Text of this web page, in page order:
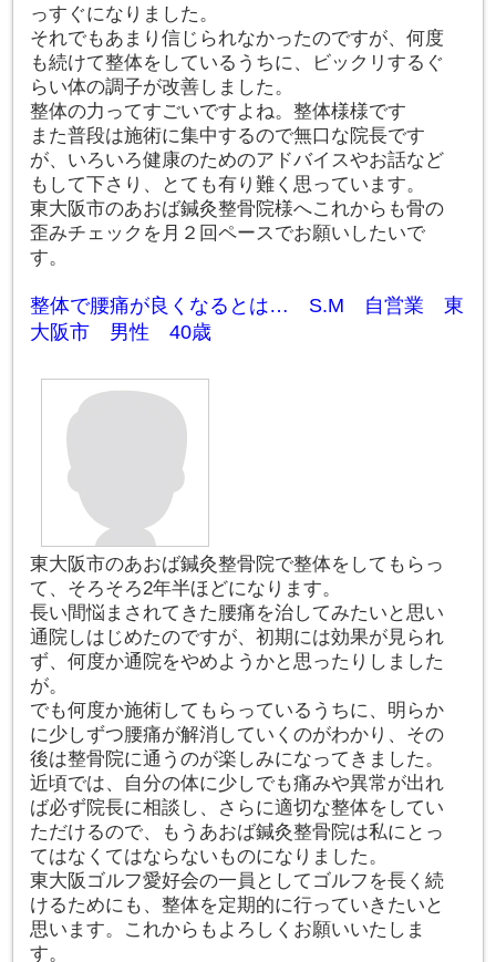
っすぐになりました。
それでもあまり信じられなかったのですが、何度
も続けて整体をしているうちに、ビックリするぐ
らい体の調子が改善しました。
整体の力ってすごいですよね。整体様様です
また普段は施術に集中するので無口な院長です
が、いろいろ健康のためのアドバイスやお話など
もして下さり、とても有り難く思っています。
東大阪市のあおば鍼灸整骨院様へこれからも骨の
歪みチェックを月２回ペースでお願いしたいで
す。
整体で腰痛が良くなるとは… S.M 自営業 東
大阪市 男性 40歳
東大阪市のあおば鍼灸整骨院で整体をしてもらっ
て、そろそろ2年半ほどになります。
長い間悩まされてきた腰痛を治してみたいと思い
通院しはじめたのですが、初期には効果が見られ
ず、何度か通院をやめようかと思ったりしました
が。
でも何度か施術してもらっているうちに、明らか
に少しずつ腰痛が解消していくのがわかり、その
後は整骨院に通うのが楽しみになってきました。
近頃では、自分の体に少しでも痛みや異常が出れ
ば必ず院長に相談し、さらに適切な整体をしてい
ただけるので、もうあおば鍼灸整骨院は私にとっ
てはなくてはならないものになりました。
東大阪ゴルフ愛好会の一員としてゴルフを長く続
けるためにも、整体を定期的に行っていきたいと
思います。これからもよろしくお願いいたしま
す。